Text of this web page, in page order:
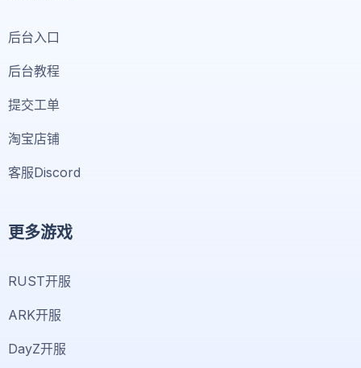
后台入口
后台教程
提交工单
淘宝店铺
客服Discord
更多游戏
RUST开服
ARK开服
DayZ开服